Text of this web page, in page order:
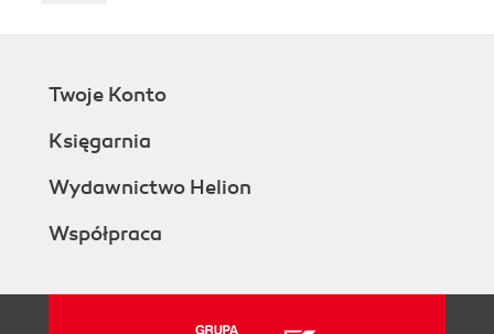
Twoje Konto
Księgarnia
Wydawnictwo Helion
Współpraca